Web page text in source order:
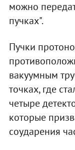
можно
пучках".
Пучки
вакуумным
точках, где
четыре
которые
соударения